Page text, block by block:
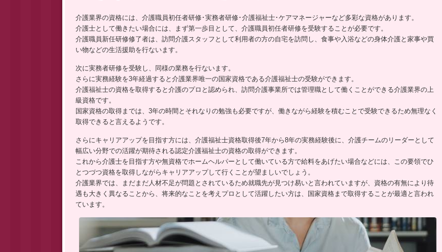
介護業界の資格には、介護職員初任者研修･実務者研修･介護福祉士･ケアマネージャーなど多彩な資格があります。
介護士として働きたい場合には、まず第一歩目として、介護職員初任者研修を受験することが必要です。
介護職員新任研修修了者は、訪問介護スタッフとして利用者の方の自宅を訪問し、食事や入浴などの身体介護と家事や買
い物などの生活援助を行ないます。
次に実務者研修を受験し、同様の業務を行ないます。
さらに実務経験を3年経過すると介護業界唯一の国家資格である介護福祉士の受験ができます。
介護福祉士の資格を取得すると介護のプロと認められ、訪問介護事業所では管理職として働くことができる介護業界の上
級資格です。
国家資格の取得までは、3年の時間とそれなりの勉強も必要ですが、働きながら経験を積むことで受験できるため無理なく
取得できると言えるようです。
さらにキャリアアップを目指す方には、介護福祉士資格取得後7年から8年の実務経験後に、介護チームのリーダーとして
幅広い分野での活躍が期待される認定介護福祉士の資格の取得ができます。
これから介護士を目指す方や無資格でホームヘルパーとして働いている方で給料をあげたい場合などには、この要領でひ
とつづつ資格を取得しながらキャリアアップして行くことが望ましいでしょう。
介護業界では、まだまだ人材不足が問題とされているため就職先が見つけ易いと言われていますが、資格の有無により待
遇も大きく異なることから、将来的なことを考えプロとして活躍したい方は、国家資格まで取得することが最適と言われ
ています。